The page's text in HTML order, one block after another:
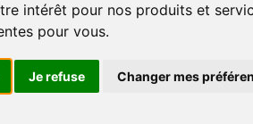
intérêt pour nos produits et
pour vous.
Je refuse Changer mes